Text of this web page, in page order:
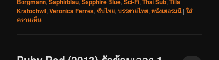
Borgmann Saphirblau Sapphire Blue Sci-Fi Thai Sub Tilla
Kratochwil,Veronica Ferres,ซับไทย,บรรยายไทย,หนังเยอรมนี |ใส่
ความเห็น